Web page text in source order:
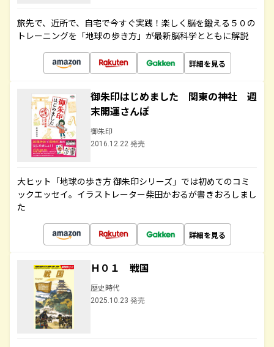
旅先で、近所で、自宅で今すぐ実践！楽しく脳を鍛える５０の
トレーニングを「地球の歩き方」が最新脳科学とともに解説
詳細を見る
御朱印はじめました 関東の神社 週
末開運さんぽ
御朱印
2016.12.22 発売
大ヒット「地球の歩き方 御朱印シリーズ」では初めてのコミ
ックエッセイ。イラストレーター柴田かおるが書きおろしまし
た
詳細を見る
Ｈ０１ 戦国
歴史時代
2025.10.23 発売